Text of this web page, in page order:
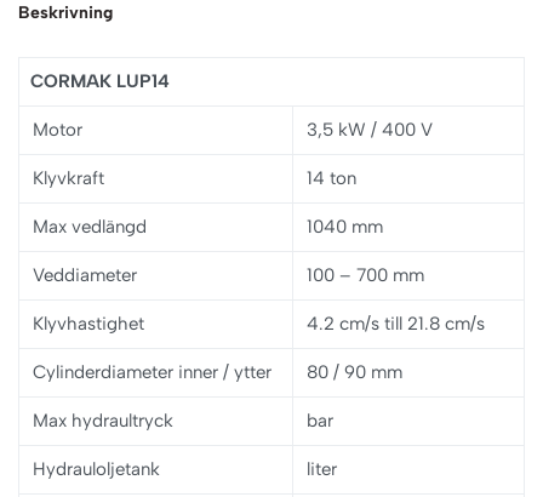
Beskrivning
CORMAK LUP14
Motor 3,5 kW / 400 V
Klyvkraft 14 ton
Max vedlängd 1040 mm
Veddiameter 100 – 700 mm
Klyvhastighet 4.2 cm/s till 21.8 cm/s
Cylinderdiameter inner / ytter 80 / 90 mm
Max hydraultryck bar
Hydrauloljetank liter